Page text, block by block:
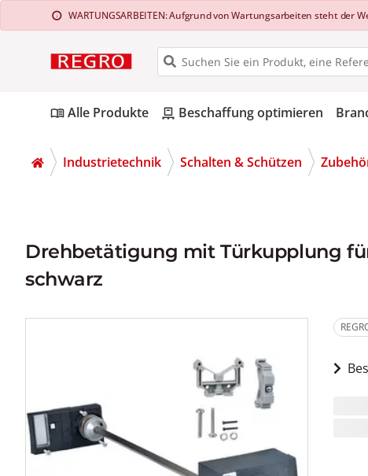
info WARTUNGSARBEITEN: Aufgrund von Wartungsarbeiten steht der
menu_bookAlle Produkte pallet Beschaffung optimieren
Industrietechnik Schalten & Schützen
Drehbetätigung mit Türkupplung
schwarz